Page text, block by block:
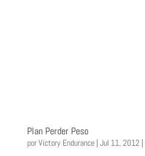
Plan Perder Peso
porVictory Endurance| Jul 11, 2012 |